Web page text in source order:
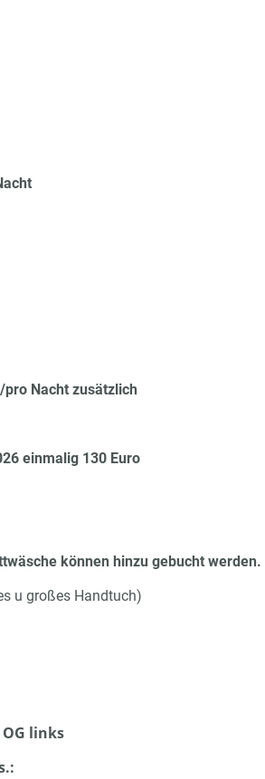
Nacht zusätzlich
einmalig 130 Euro
können hinzu gebucht werden.
u großes Handtuch)
links